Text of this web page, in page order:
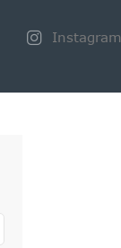
Instagram